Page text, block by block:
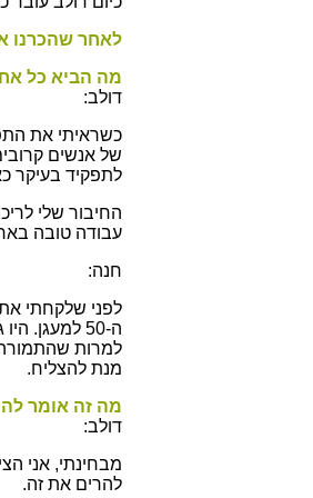
לאחר שהכרנו
מה הביא כל
דולב:
כשראיתי את
של אנשים
לתפקיד בעיקר
החיבור שלי
עבודה טובה
חנה:
לפני שלקחתי
ה-50
למרות
מנת להצליח.
מה זה אומר
דולב:
מבחינתי, אני
להרים את זה.